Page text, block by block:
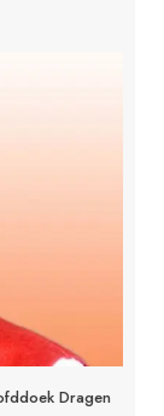
Dragen